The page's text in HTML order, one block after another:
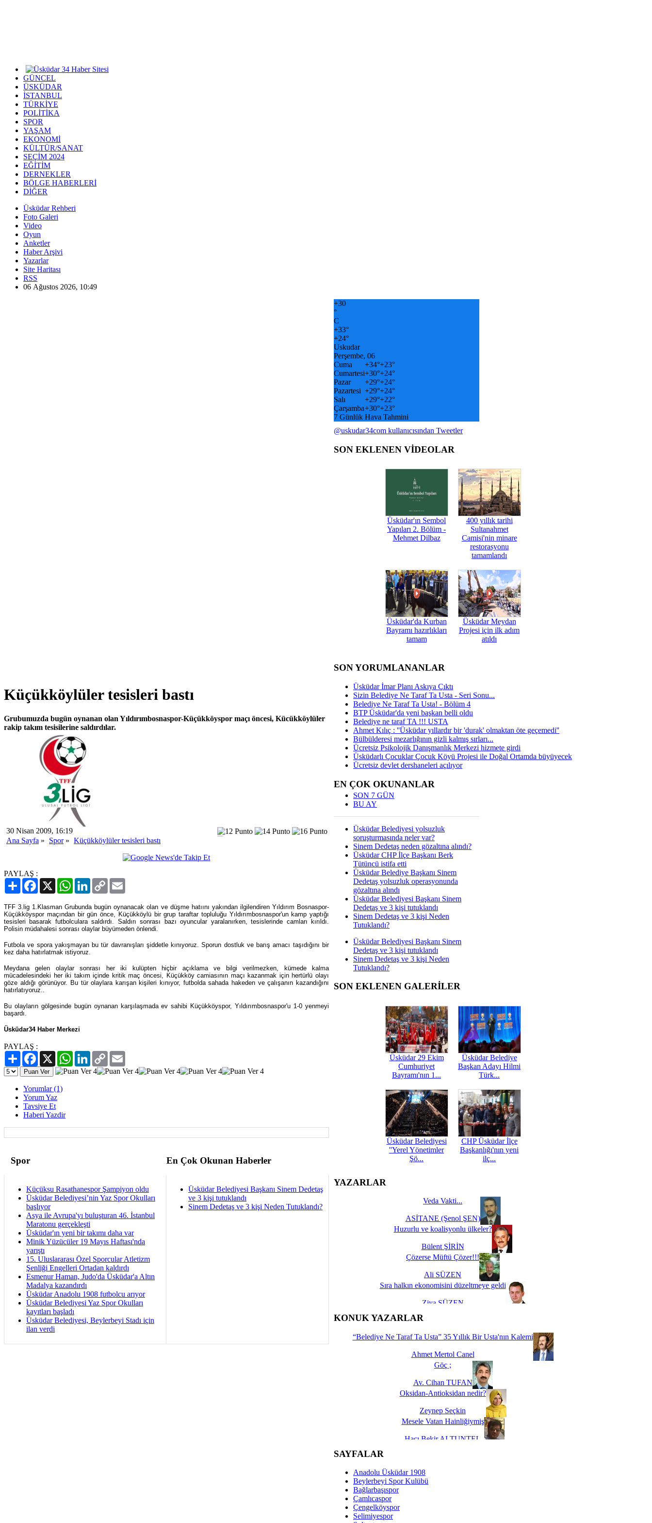
GÜNCEL
ÜSKÜDAR
İSTANBUL
TÜRKİYE
POLİTİKA
SPOR
YAŞAM
EKONOMİ
KÜLTÜR/SANAT
SEÇİM 2024
EĞİTİM
DERNEKLER
BÖLGE HABERLERİ
DİĞER
Üsküdar Rehberi
Foto Galeri
Video
Oyun
Anketler
Haber Arşivi
Yazarlar
Site Haritası
RSS
06 Ağustos 2026, 10:49
Küçükköylüler tesisleri bastı
Grubumuzda bugün oynanan olan Yıldırımbosnaspor-Küçükköyspor maçı öncesi, Kücükköylüler
rakip takım tesisilerine saldırdılar.
30 Nisan 2009, 16:19
Ana Sayfa » Spor» Küçükköylüler tesisleri bastı
PAYLAŞ :
PaylaşFacebook
X WhatsAppLinkedIn
Copy
Link
TFF 3.lig 1.Klasman Grubunda bugün oynanacak olan ve düşme hatıını yakından ilgilendiren Yıldırım Bosnaspor-
Küçükköyspor maçından bir gün önce, Küçükköylü bir grup taraftar topluluğu Yıldırımbosnaspor'un kamp yaptığı
tesisleri basarak futbolculara saldırdı. Saldırı sonrası bazı oyuncular yaralanırken, tesislerinde camları kırıldı.
Polisin müdahalesi sonrası olaylar büyümeden önlendi.
Futbola ve spora yakışmayan bu tür davranışları şiddetle kınıyoruz. Sporun dostluk ve barış amacı taşıdığını bir
kez daha hatırlatmak istiyoruz.
Meydana gelen olaylar sonrası her iki kulüpten hiçbir açıklama ve bilgi verilmezken, kümede kalma
mücadelesindeki her iki takım içinde kritik maç öncesi, Küçükköy camiasının maçı kazanmak için hertürlü olayı
göze aldığı görünüyor. Bu tür olaylara karışan kişileri kınıyor, futbolda sahada hakeden ve çalışanın kazandığını
hatırlatıyoruz..
Bu olayların gölgesinde bugün oynanan karşılaşmada ev sahibi Küçükköyspor, Yıldırımbosnaspor'u 1-0 yenmeyi
başardı.
Üsküdar34 Haber Merkezi
PAYLAŞ :
PaylaşFacebook
X WhatsAppLinkedIn
Copy
Link
Yorumlar (1)
Yorum Yaz
Tavsiye Et
Haberi Yazdir
Spor En Çok Okunan Haberler
Küçüksu Rasathanespor Şampiyon oldu
Üsküdar Belediyesi’nin Yaz Spor Okulları
başlıyor
Asya ile Avrupa'yı buluşturan 46. İstanbul
Maratonu gerçekleşti
Üsküdar'ın yeni bir takımı daha var
Minik Yüzücüler 19 Mayıs Haftası'nda
yarıştı
15. Uluslararası Özel Sporcular Atletizm
Şenliği Engelleri Ortadan kaldırdı
Esmenur Haman, Judo'da Üsküdar'a Altın
Madalya kazandırdı
Üsküdar Anadolu 1908 futbolcu arıyor
Üsküdar Belediyesi Yaz Spor Okulları
kayıtları başladı
Üsküdar Belediyesi, Beylerbeyi Stadı için
ilan verdi
Üsküdar Belediyesi Başkanı Sinem Dedetaş
ve 3 kişi tutuklandı
Sinem Dedetaş ve 3 kişi Neden Tutuklandı?
+30
°
C
+33°
+24°
Uskudar
Perşembe, 06
Cuma
+34°+23°
Cumartesi+30°+24°
Pazar
+29°+24°
Pazartesi +29°+24°
Salı
+29°+22°
Çarşamba+30°+23°
7 Günlük Hava Tahmini
@uskudar34com kullanıcısından Tweetler
SON EKLENEN VİDEOLAR
Üsküdar'ın Sembol
Yapıları 2. Bölüm -
Mehmet Dilbaz
400 yıllık tarihi
Sultanahmet
Camisi'nin minare
restorasyonu
tamamlandı
Üsküdar'da Kurban
Bayramı hazırlıkları
tamam
Üsküdar Meydan
Projesi için ilk adım
atıldı
SON YORUMLANANLAR
Üsküdar İmar Planı Askıya Çıktı
Sizin Belediye Ne Taraf Ta Usta - Seri Sonu...
Belediye Ne Taraf Ta Usta! - Bölüm 4
BTP Üsküdar'da yeni başkan belli oldu
Belediye ne taraf TA !!! USTA
Ahmet Kılıç : ''Üsküdar yıllardır bir 'durak' olmaktan öte geçemedi''
Bülbülderesi mezarlığının gizli kalmış sırları...
Ücretsiz Psikolojik Danışmanlık Merkezi hizmete girdi
Üsküdarlı Çocuklar Çocuk Köyü Projesi ile Doğal Ortamda büyüyecek
Ücretsiz devlet dershaneleri açılıyor
EN ÇOK OKUNANLAR
SON 7 GÜN
BU AY
Üsküdar Belediyesi yolsuzluk
soruşturmasında neler var?
Sinem Dedetaş neden gözaltına alındı?
Üsküdar CHP İlçe Başkanı Berk
Tütüncü istifa etti
Üsküdar Belediye Başkanı Sinem
Dedetaş yolsuzluk operasyonunda
gözaltına alındı
Üsküdar Belediyesi Başkanı Sinem
Dedetaş ve 3 kişi tutuklandı
Sinem Dedetaş ve 3 kişi Neden
Tutuklandı?
Üsküdar Belediyesi Başkanı Sinem
Dedetaş ve 3 kişi tutuklandı
Sinem Dedetaş ve 3 kişi Neden
Tutuklandı?
SON EKLENEN GALERİLER
Üsküdar 29 Ekim
Cumhuriyet
Bayramı'nın 1...
Üsküdar Belediye
Başkan Adayı Hilmi
Türk...
Üsküdar Belediyesi
''Yerel Yönetimler
Şö...
CHP Üsküdar İlçe
Başkanlığı'nın yeni
ilç...
YAZARLAR
Veda Vakti...
ASİTANE (Şenol ŞEN)
Huzurlu ve koalisyonlu ülkeler?
Bülent ŞİRİN
Çözerse Müftü Çözer!!!
Ali SÜZEN
Sıra halkın ekonomisini düzeltmeye geldi
Ziya SÜZEN
İşte Biz buyuz...
KONUK YAZARLAR
“Belediye Ne Taraf Ta Usta” 35 Yıllık Bir Usta'nın Kalemi
Ahmet Mertol Canel
Göç ;
Av. Cihan TUFAN
Oksidan-Antioksidan nedir?
Zeynep Seçkin
Mesele Vatan Hainliğiymiş
Hacı Bekir ALTUNTEL
Dünya Fani, Ama Kısa Bir Süre De Olsa Burdayız
Hukukun Adaleti Kalmadı Üstadım!
SAYFALAR
Anadolu Üsküdar 1908
Beylerbeyi Spor Kulübü
Bağlarbaşıspor
Çamlıcaspor
Çengelköyspor
Selimiyespor